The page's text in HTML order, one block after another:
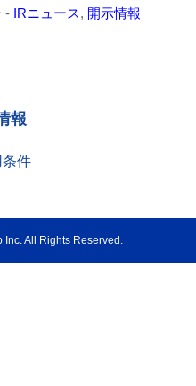
- IRニュース, 開示情報
報
条件
All Rights Reserved.